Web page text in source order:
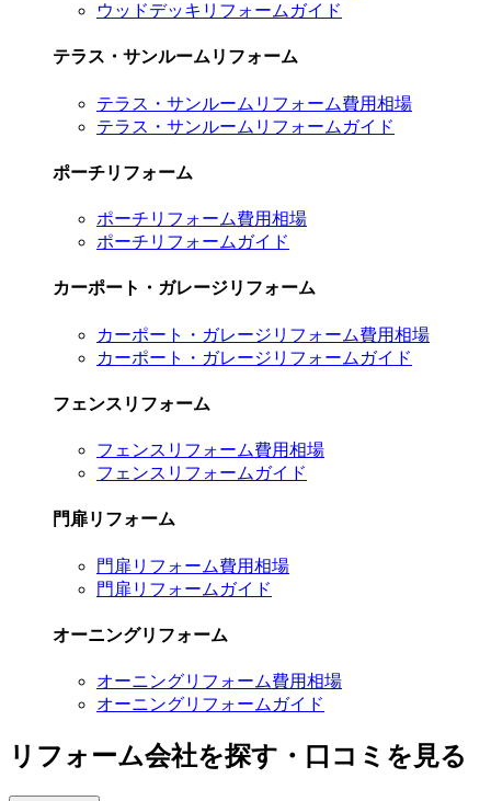
ウッドデッキリフォームガイド
テラス・サンルームリフォーム
テラス・サンルームリフォーム費用相場
テラス・サンルームリフォームガイド
ポーチリフォーム
ポーチリフォーム費用相場
ポーチリフォームガイド
カーポート・ガレージリフォーム
カーポート・ガレージリフォーム費用相場
カーポート・ガレージリフォームガイド
フェンスリフォーム
フェンスリフォーム費用相場
フェンスリフォームガイド
門扉リフォーム
門扉リフォーム費用相場
門扉リフォームガイド
オーニングリフォーム
オーニングリフォーム費用相場
オーニングリフォームガイド
リフォーム会社を探す・口コミを見る